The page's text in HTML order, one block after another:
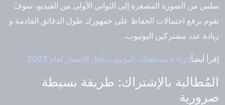
سلس من الصورة المصغرة إلى الثواني الأولى من الفيديو، سوفَ
تقوم برفع احتمالات الحفاظ على جمهورك طول الدقائق القادمة و
زيادة عدد مشتركين اليوتيوب.
إقرأ أيضاً: زيادة مشاهدات اليوتيوب بأقل الأسعار لعام 2023
المُطالبة بالإشتراك: طريقة بسيطة
ضرورية